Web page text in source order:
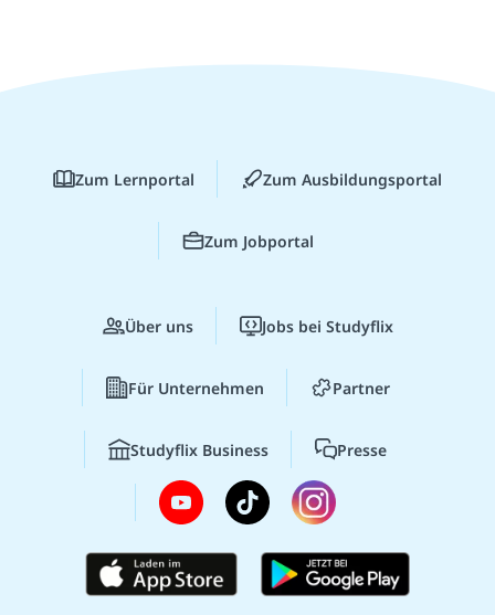
Zum Lernportal Zum Ausbildungsportal
Zum Jobportal
Über uns Jobs bei Studyflix
Für Unternehmen Partner
Studyflix Business Presse